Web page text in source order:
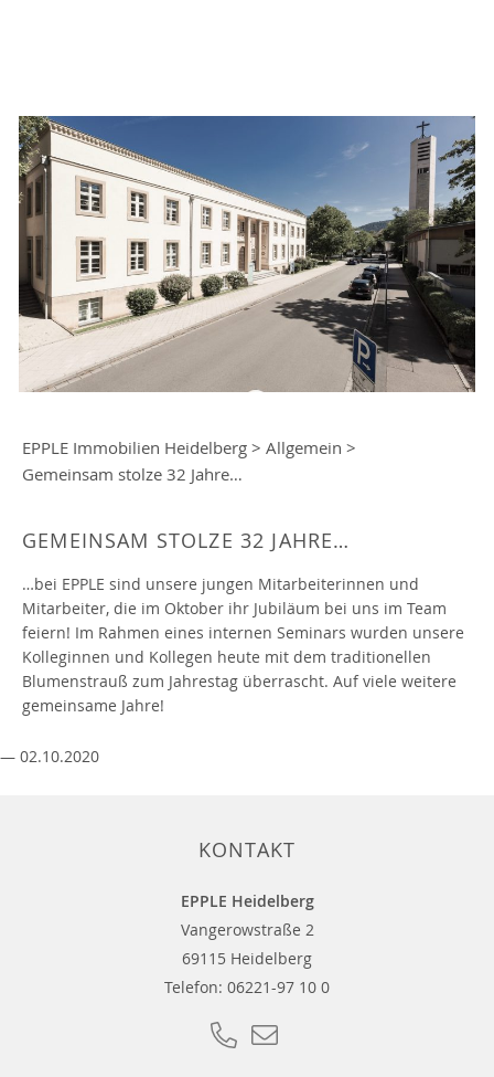
EPPLE Immobilien Heidelberg > Allgemein >
Gemeinsam stolze 32 Jahre…
GEMEINSAM STOLZE 32 JAHRE…
…bei EPPLE sind unsere jungen Mitarbeiterinnen und
Mitarbeiter, die im Oktober ihr Jubiläum bei uns im Team
feiern! Im Rahmen eines internen Seminars wurden unsere
Kolleginnen und Kollegen heute mit dem traditionellen
Blumenstrauß zum Jahrestag überrascht. Auf viele weitere
gemeinsame Jahre!
— 02.10.2020
KONTAKT
EPPLE Heidelberg
Vangerowstraße 2
69115 Heidelberg
Telefon: 06221-97 10 0